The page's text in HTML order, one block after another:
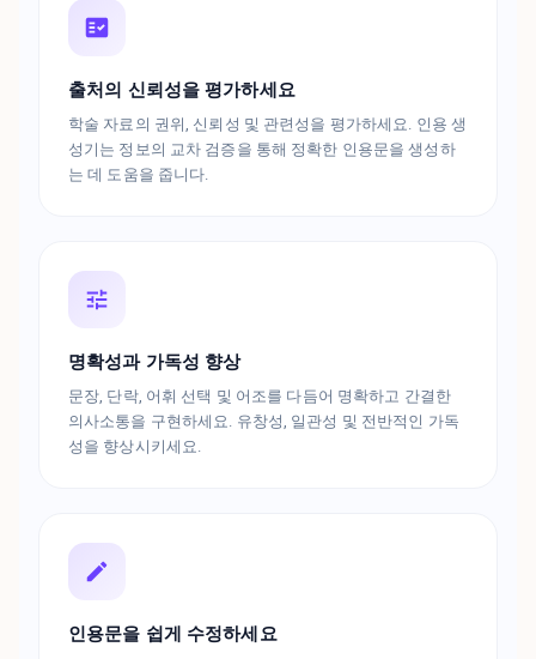
출처의 신뢰성을 평가하세요
학술 자료의 권위, 신뢰성 및 관련성을 평가하세요. 인용 생
성기는 정보의 교차 검증을 통해 정확한 인용문을 생성하
는 데 도움을 줍니다.
명확성과 가독성 향상
문장, 단락, 어휘 선택 및 어조를 다듬어 명확하고 간결한
의사소통을 구현하세요. 유창성, 일관성 및 전반적인 가독
성을 향상시키세요.
인용문을 쉽게 수정하세요